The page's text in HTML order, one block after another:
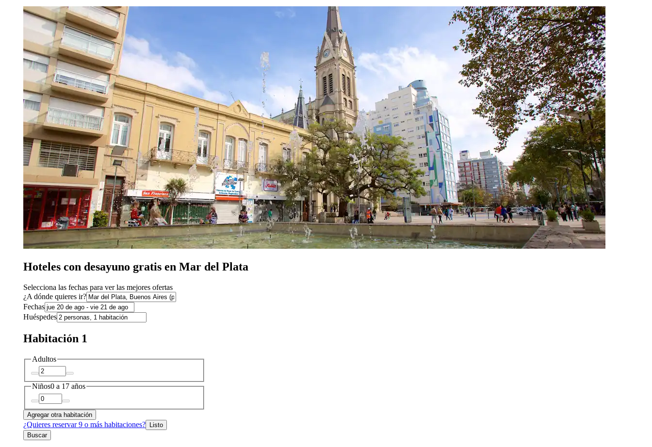
Hoteles con desayuno gratis en Mar del Plata
Selecciona las fechas para ver las mejores ofertas
¿A dónde quieres ir?
Fechas
Huéspedes
Habitación 1
Adultos
Niños0 a 17 años
Agregar otra habitación
¿Quieres reservar 9 o más habitaciones? Listo
Buscar